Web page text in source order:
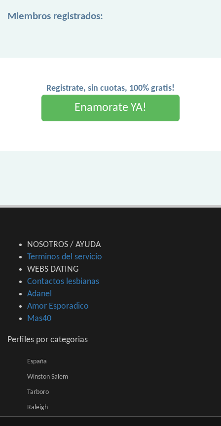
Miembros registrados:
Registrate, sin cuotas, 100% gratis!
Enamorate YA!
NOSOTROS / AYUDA
Terminos del servicio
WEBS DATING
Contactos lesbianas
Adanel
Amor Esporadico
Mas40
Perfiles por categorias
España
Winston Salem
Tarboro
Raleigh